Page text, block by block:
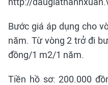
Bước giá áp dụng cho
năm. Từ vòng 2 trở đi
đồng/1 m2/1 năm.
Tiền hồ sơ: 200.000